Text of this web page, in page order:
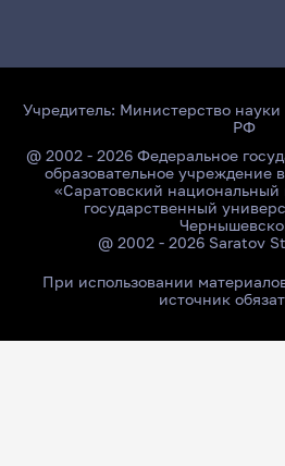
Учредитель: Министерство
РФ
@ 2002 - 2026 Федеральное
образовательное учреждение
«Саратовский национальный
государственный
@ 2002 - 2026 Saratov
При использовании
источник